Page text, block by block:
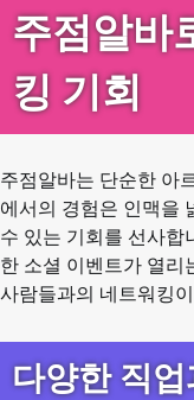
주점알바
킹 기회
주점알바는 단순한 아
에서의 경험은 인맥을
수 있는 기회를 선사합
한 소셜 이벤트가 열리
사람들과의 네트워킹
다양한 직